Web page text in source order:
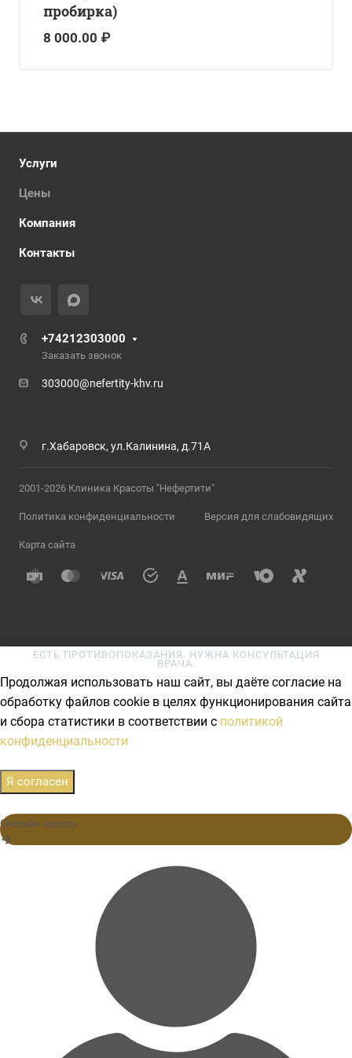
пробирка)
8 000.00 ₽
Услуги
Цены
Компания
Контакты
+74212303000
Заказать звонок
303000@nefertity-khv.ru
г.Хабаровск, ул.Калинина, д.71А
2001-2026 Клиника Красоты "Нефертити"
Политика конфиденциальности Версия для слабовидящих
Карта сайта
ЕСТЬ ПРОТИВОПОКАЗАНИЯ. НУЖНА КОНСУЛЬТАЦИЯ
ВРАЧА.
Продолжая использовать наш сайт, вы даёте согласие на
обработку файлов cookie в целях функционирования сайта
и сбора статистики в соответствии с политикой
конфиденциальности
Я согласен